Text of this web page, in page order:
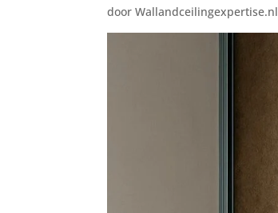
doorWallandceilingexpertise.nl